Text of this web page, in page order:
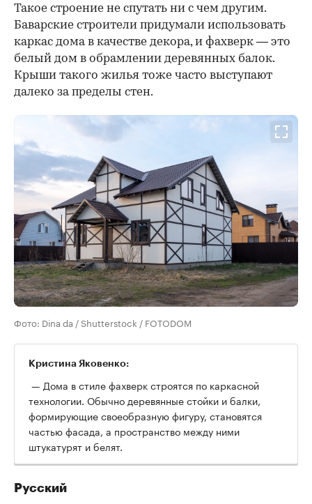
Такое строение не спутать ни с чем другим.
Баварские строители придумали использовать
каркас дома в качестве декора, и фахверк — это
белый дом в обрамлении деревянных балок.
Крыши такого жилья тоже часто выступают
далеко за пределы стен.
Фото: Dina da / Shutterstock / FOTODOM
Кристина Яковенко:
— Дома в стиле фахверк строятся по каркасной
технологии. Обычно деревянные стойки и балки,
формирующие своеобразную фигуру, становятся
частью фасада, а пространство между ними
штукатурят и белят.
Русский